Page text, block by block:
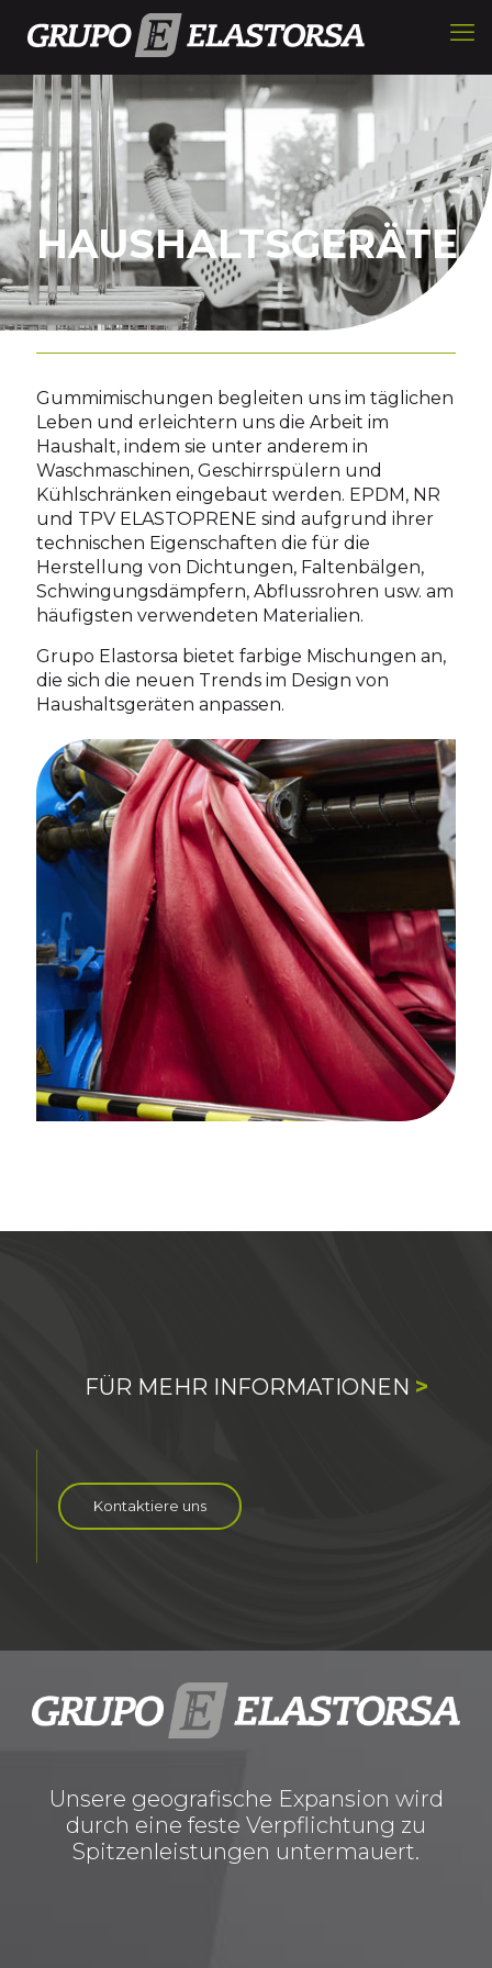
HAUSHALTSGERÄTE
Gummimischungen begleiten uns im täglichen
Leben und erleichtern uns die Arbeit im
Haushalt, indem sie unter anderem in
Waschmaschinen, Geschirrspülern und
Kühlschränken eingebaut werden. EPDM, NR
und TPV ELASTOPRENE sind aufgrund ihrer
technischen Eigenschaften die für die
Herstellung von Dichtungen, Faltenbälgen,
Schwingungsdämpfern, Abflussrohren usw. am
häufigsten verwendeten Materialien.
Grupo Elastorsa bietet farbige Mischungen an,
die sich die neuen Trends im Design von
Haushaltsgeräten anpassen.
FÜR MEHR INFORMATIONEN >
Kontaktiere uns
Unsere geografische Expansion wird
durch eine feste Verpflichtung zu
Spitzenleistungen untermauert.